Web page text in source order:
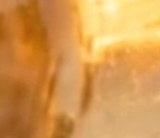
ressemble qu'à vous. Associez la
"contrepoint" (la touche finale).
Pour ce détail décisif, choisissez
parmi des matériaux d'exception :
la pureté lisse de l'Or Laminé, le
l'éclat des perles Or 24K.
Votre point d'équilibre Artisane